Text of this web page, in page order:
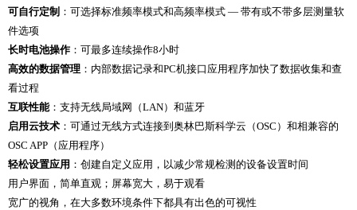
可自行定制 ：可选择标准频率模式和高频率模式 — 带有或不带多层测量软
件选项
长时电池操作 ：可最多连续操作8小时
高效的数据管理 ：内部数据记录和PC机接口应用程序加快了数据收集和查
看过程
互联性能：支持无线局域网（LAN）和蓝牙
启用云技术 ：可通过无线方式连接到奥林巴斯科学云（OSC）和相兼容的
OSC APP（应用程序）
轻松设置应用 ：创建自定义应用，以减少常规检测的设备设置时间
用户界面，简单直观；屏幕宽大，易于观看
宽广的视角，在大多数环境条件下都具有出色的可视性